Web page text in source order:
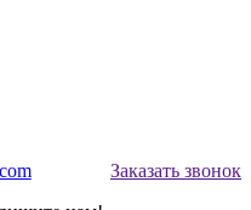
Заказать звонок